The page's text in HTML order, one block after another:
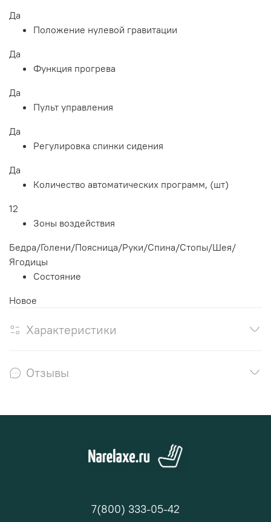
Да
Положение нулевой гравитации
Да
Функция прогрева
Да
Пульт управления
Да
Регулировка спинки сидения
Да
Количество автоматических программ, (шт)
12
Зоны воздействия
Бедра/Голени/Поясница/Руки/Спина/Стопы/Шея/
Ягодицы
Состояние
Новое
Характеристики
Отзывы
7(800) 333-05-42